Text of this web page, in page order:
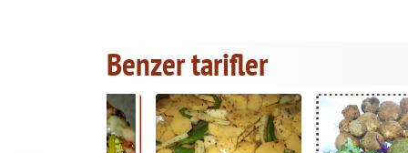
Benzer tarifler